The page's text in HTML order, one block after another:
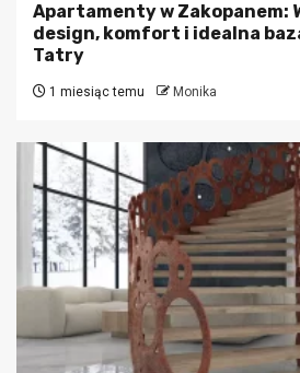
Apartamenty w Zakopanem:
design, komfort i idealna
Tatry
1 miesiąc temu Monika